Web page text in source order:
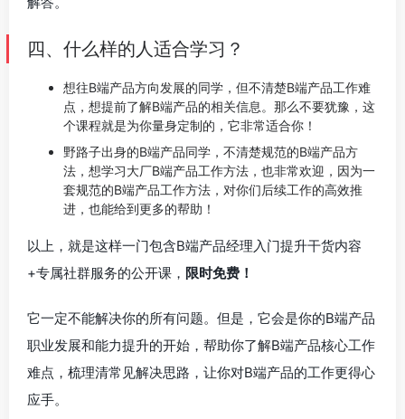
四、什么样的人适合学习？
想往B端产品方向发展的同学，但不清楚B端产品工作难
点，想提前了解B端产品的相关信息。那么不要犹豫，这
个课程就是为你量身定制的，它非常适合你！
野路子出身的B端产品同学，不清楚规范的B端产品方
法，想学习大厂B端产品工作方法，也非常欢迎，因为一
套规范的B端产品工作方法，对你们后续工作的高效推
进，也能给到更多的帮助！
以上，就是这样一门包含B端产品经理入门提升干货内容
+专属社群服务的公开课， 限时免费！
它一定不能解决你的所有问题。但是，它会是你的B端产品
职业发展和能力提升的开始，帮助你了解B端产品核心工作
难点，梳理清常见解决思路，让你对B端产品的工作更得心
应手。